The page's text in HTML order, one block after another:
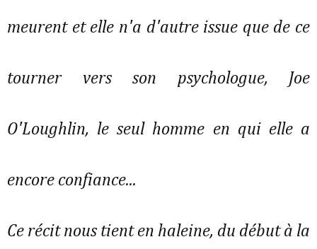
meurent et elle n'a d'autre issue que de ce
tourner vers son psychologue, Joe
O'Loughlin, le seul homme en qui elle a
encore confiance...
Ce récit nous tient en haleine, du début à la